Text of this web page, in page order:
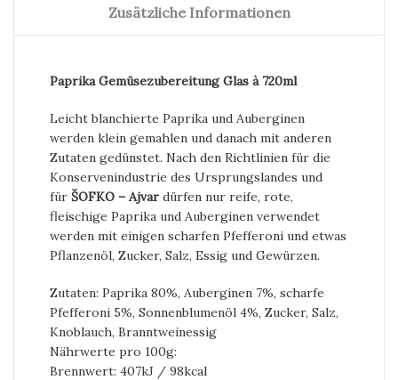
Zusätzliche Informationen
Paprika Gemüsezubereitung Glas à 720ml
Leicht blanchierte Paprika und Auberginen
werden klein gemahlen und danach mit anderen
Zutaten gedünstet. Nach den Richtlinien für die
Konservenindustrie des Ursprungslandes und
für ŠOFKO – Ajvar dürfen nur reife, rote,
fleischige Paprika und Auberginen verwendet
werden mit einigen scharfen Pfefferoni und etwas
Pflanzenöl, Zucker, Salz, Essig und Gewürzen.
Zutaten: Paprika 80%, Auberginen 7%, scharfe
Pfefferoni 5%, Sonnenblumenöl 4%, Zucker, Salz,
Knoblauch, Branntweinessig
Nährwerte pro 100g:
Brennwert: 407kJ / 98kcal